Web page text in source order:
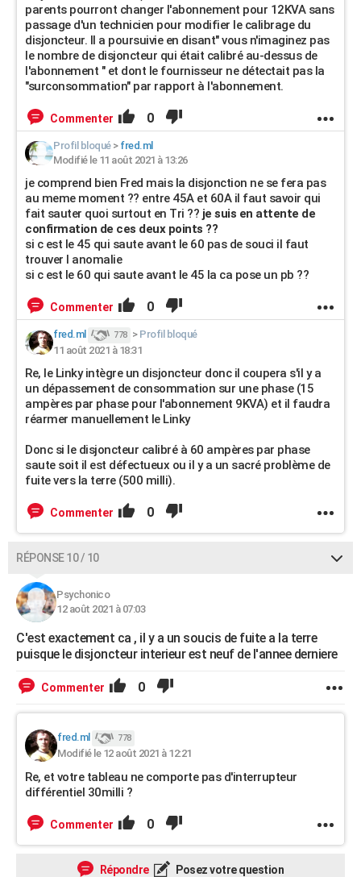
parents pourront changer l'abonnement pour 12KVA sans
passage d'un technicien pour modifier le calibrage du
disjoncteur. Il a poursuivie en disant" vous n'imaginez pas
le nombre de disjoncteur qui était calibré au-dessus de
l'abonnement " et dont le fournisseur ne détectait pas la
"surconsommation" par rapport à l'abonnement.
Commenter 0
Profil bloqué> fred.ml
Modifié le 11 août 2021 à 13:26
je comprend bien Fred mais la disjonction ne se fera pas
au meme moment ?? entre 45A et 60A il faut savoir qui
fait sauter quoi surtout en Tri ?? je suis en attente de
confirmation de ces deux points ??
si c est le 45 qui saute avant le 60 pas de souci il faut
trouver l anomalie
si c est le 60 qui saute avant le 45 la ca pose un pb ??
Commenter 0
fred.ml 778 > Profil bloqué
11 août 2021 à 18:31
Re, le Linky intègre un disjoncteur donc il coupera s'il y a
un dépassement de consommation sur une phase (15
ampères par phase pour l'abonnement 9KVA) et il faudra
réarmer manuellement le Linky
Donc si le disjoncteur calibré à 60 ampères par phase
saute soit il est défectueux ou il y a un sacré problème de
fuite vers la terre (500 milli).
Commenter 0
RÉPONSE 10 / 10
Psychonico
12 août 2021 à 07:03
C'est exactement ca , il y a un soucis de fuite a la terre
puisque le disjoncteur interieur est neuf de l'annee derniere
Commenter 0
fred.ml 778
Modifié le 12 août 2021 à 12:21
Re, et votre tableau ne comporte pas d'interrupteur
différentiel 30milli ?
Commenter 0
Répondre Posez votre question